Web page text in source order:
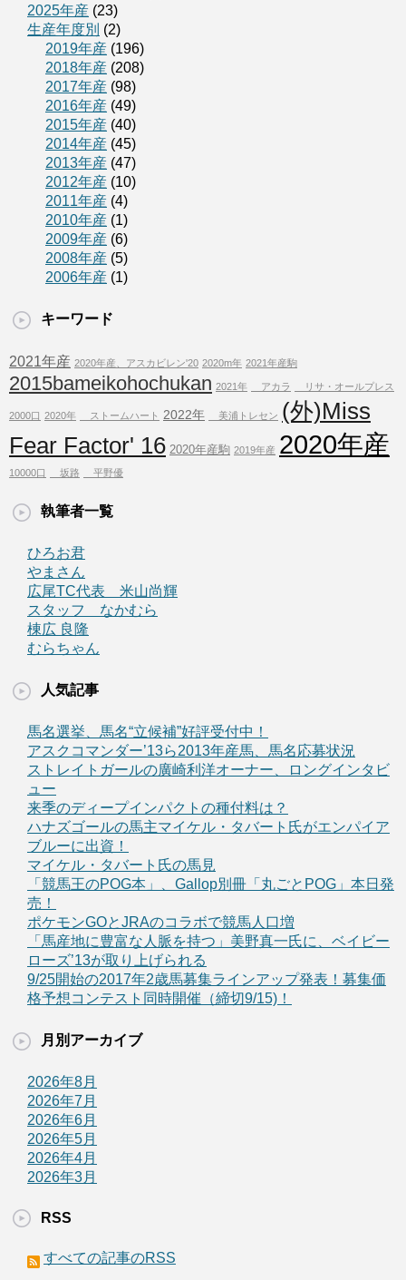
2025年産 (23)
生産年度別 (2)
2019年産 (196)
2018年産 (208)
2017年産 (98)
2016年産 (49)
2015年産 (40)
2014年産 (45)
2013年産 (47)
2012年産 (10)
2011年産 (4)
2010年産 (1)
2009年産 (6)
2008年産 (5)
2006年産 (1)
キーワード
2021年産 2020年産、アスカビレン'20 2020m年 2021年産駒
2015bameikohochukan 2021年 アカラ リサ・オールプレス
2000口 2020年 ストームハート 2022年 美浦トレセン (外)Miss
Fear Factor' 16 2020年産駒 2019年産 2020年産
10000口 坂路 平野優
執筆者一覧
ひろお君
やまさん
広尾TC代表 米山尚輝
スタッフ なかむら
棟広 良隆
むらちゃん
人気記事
馬名選挙、馬名“立候補”好評受付中！
アスクコマンダー’13ら2013年産馬、馬名応募状況
ストレイトガールの廣崎利洋オーナー、ロングインタビ
ュー
来季のディープインパクトの種付料は？
ハナズゴールの馬主マイケル・タバート氏がエンパイア
ブルーに出資！
マイケル・タバート氏の馬見
「競馬王のPOG本」、Gallop別冊「丸ごとPOG」本日発
売！
ポケモンGOとJRAのコラボで競馬人口増
「馬産地に豊富な人脈を持つ」美野真一氏に、ベイビー
ローズ’13が取り上げられる
9/25開始の2017年2歳馬募集ラインアップ発表！募集価
格予想コンテスト同時開催（締切9/15)！
月別アーカイブ
2026年8月
2026年7月
2026年6月
2026年5月
2026年4月
2026年3月
RSS
すべての記事のRSS